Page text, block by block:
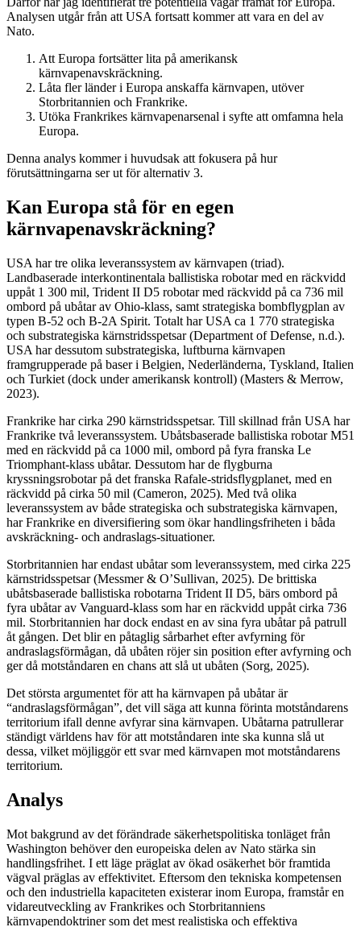
Analysen utgår från att USA fortsatt kommer att vara en del av
Nato.
Att Europa fortsätter lita på amerikansk
kärnvapenavskräckning.
Låta fler länder i Europa anskaffa kärnvapen, utöver
Storbritannien och Frankrike.
Utöka Frankrikes kärnvapenarsenal i syfte att omfamna hela
Europa.
Denna analys kommer i huvudsak att fokusera på hur
förutsättningarna ser ut för alternativ 3.
Kan Europa stå för en egen
kärnvapenavskräckning?
USA har tre olika leveranssystem av kärnvapen (triad).
Landbaserade interkontinentala ballistiska robotar med en räckvidd
uppåt 1 300 mil, Trident II D5 robotar med räckvidd på ca 736 mil
ombord på ubåtar av Ohio-klass, samt strategiska bombflygplan av
typen B-52 och B-2A Spirit. Totalt har USA ca 1 770 strategiska
och substrategiska kärnstridsspetsar (Department of Defense, n.d.).
USA har dessutom substrategiska, luftburna kärnvapen
framgrupperade på baser i Belgien, Nederländerna, Tyskland, Italien
och Turkiet (dock under amerikansk kontroll) (Masters & Merrow,
2023).
Frankrike har cirka 290 kärnstridsspetsar. Till skillnad från USA har
Frankrike två leveranssystem. Ubåtsbaserade ballistiska robotar M51
med en räckvidd på ca 1000 mil, ombord på fyra franska Le
Triomphant-klass ubåtar. Dessutom har de flygburna
kryssningsrobotar på det franska Rafale-stridsflygplanet, med en
räckvidd på cirka 50 mil (Cameron, 2025). Med två olika
leveranssystem av både strategiska och substrategiska kärnvapen,
har Frankrike en diversifiering som ökar handlingsfriheten i båda
avskräckning- och andraslags-situationer.
Storbritannien har endast ubåtar som leveranssystem, med cirka 225
kärnstridsspetsar (Messmer & O’Sullivan, 2025). De brittiska
ubåtsbaserade ballistiska robotarna Trident II D5, bärs ombord på
fyra ubåtar av Vanguard-klass som har en räckvidd uppåt cirka 736
mil. Storbritannien har dock endast en av sina fyra ubåtar på patrull
åt gången. Det blir en påtaglig sårbarhet efter avfyrning för
andraslagsförmågan, då ubåten röjer sin position efter avfyrning och
ger då motståndaren en chans att slå ut ubåten (Sorg, 2025).
Det största argumentet för att ha kärnvapen på ubåtar är
“andraslagsförmågan”, det vill säga att kunna förinta motståndarens
territorium ifall denne avfyrar sina kärnvapen. Ubåtarna patrullerar
ständigt världens hav för att motståndaren inte ska kunna slå ut
dessa, vilket möjliggör ett svar med kärnvapen mot motståndarens
territorium.
Analys
Mot bakgrund av det förändrade säkerhetspolitiska tonläget från
Washington behöver den europeiska delen av Nato stärka sin
handlingsfrihet. I ett läge präglat av ökad osäkerhet bör framtida
vägval präglas av effektivitet. Eftersom den tekniska kompetensen
och den industriella kapaciteten existerar inom Europa, framstår en
vidareutveckling av Frankrikes och Storbritanniens
kärnvapendoktriner som det mest realistiska och effektiva